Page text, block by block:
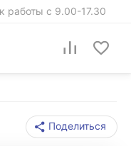
работы с 9.00-17.30
Поделиться